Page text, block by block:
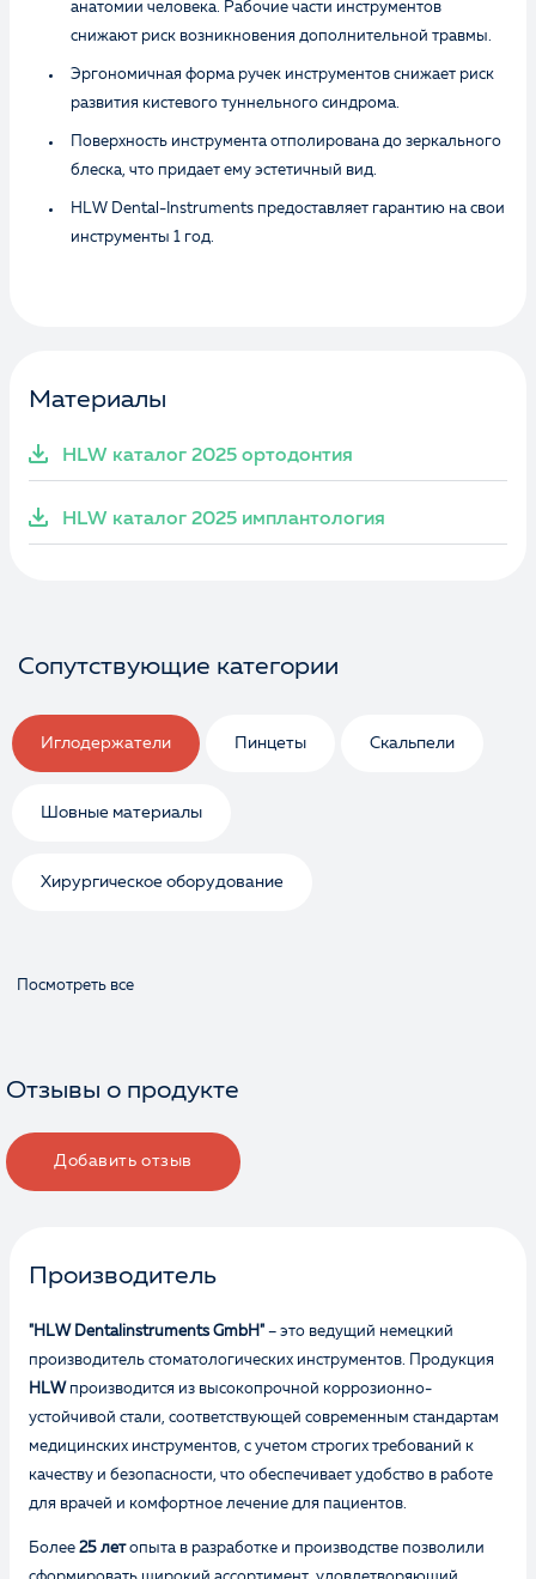
анатомии человека. Рабочие части инструментов
снижают риск возникновения дополнительной травмы.
Эргономичная форма ручек инструментов снижает риск
развития кистевого туннельного синдрома.
Поверхность инструмента отполирована до зеркального
блеска, что придает ему эстетичный вид.
HLW Dental-Instruments предоставляет гарантию на свои
инструменты 1 год.
Материалы
HLW каталог 2025 ортодонтия
HLW каталог 2025 имплантология
Сопутствующие категории
Иглодержатели Пинцеты Скальпели
Шовные материалы
Хирургическое оборудование
Посмотреть все
Отзывы о продукте
Добавить отзыв
Производитель
"HLW Dentalinstruments GmbH" – это ведущий немецкий
производитель стоматологических инструментов. Продукция
HLW производится из высокопрочной коррозионно-
устойчивой стали, соответствующей современным стандартам
медицинских инструментов, с учетом строгих требований к
качеству и безопасности, что обеспечивает удобство в работе
для врачей и комфортное лечение для пациентов.
Более 25 летопыта в разработке и производстве позволили